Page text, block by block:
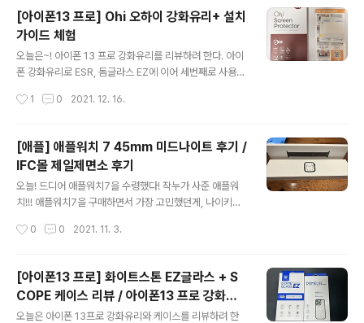
크기를 줄였고, 그래서 깔끔하게 좋은것 같다. 디오핏 이어
팁의 특징 중 하나가 사이즈마다 내부 색깔이 다르게 되어
있어서 한눈에 보기 쉽다는 장점이 있다. 버즈2 블랙 색상
을 사용중인데 메모리팁 자체가 검은색이라 일체감이 진짜
좋은것 같다. 장점 1. 메모리 팁의 특성상, 내 귀에 맞게 안
구가 불편함을 감수하고 사용중이었는데, 디오핏 메모리
[아이폰13 프로] Ohi 오하이 강화유리+ 설치
가이드 체험
오늘은~! 아이폰 13 프로 강화유리를 리뷰하려 한다. 아이
폰 강화유리로 ESR, 돔글라스 EZ에 이어 세번째로 사용해
가 두매 들어있어서 놀랐다. 돔글라스 EZ의 경우 강화유리
와 비교했을 때 부착틀이 너무 잘 되어 있다. 타 제품, ESR,
돔글라스의 경우에는 부착 틀이 있어도 내가 직접 강화유
리의 위치를 맞춰야 하기 때문에 어긋나는 문제가 있었지
만, 오하이의 경우에는 부착틀에 강화유리를 아예 끼우고,
가 없다. 1번 가이드 필름을 때고 핸드폰에 부착 틀을 올리
1 0 2021. 12. 16.
[애플] 애플워치 7 45mm 미드나이트 후기 /
IFC몰 제일제면소 후기
오늘! 드디어 애플워치7을 수령했다! 작누가 사준 애플워
치!!! 애플워치7을 구매하면서 가장 고민했던게, 나이키를
이는 나이키 전용 워치 페이스가 포함되어 있느냐의 차이
히 안쓸거 같아서 일반 모델로 결정했다. 지금보니 나이키
모델 기본 워치 페이스가 좀 얄밉다. 색상은 실물을 보기 전
에는 스타라이트를 사려 했지만, 내 손목에 갖다 댄 순간 미
드나이트로 결정했다. 약간 스타라이트는,, 여자를 타겟으
0 0 2021. 11. 3.
[아이폰13 프로] 화이트스톤 EZ글라스 + S
COPE 케이스 리뷰 / 아이폰13 프로 강화유
리 추천
오늘은 아이폰 13프로 강화유리와 케이스를 리뷰하려 한